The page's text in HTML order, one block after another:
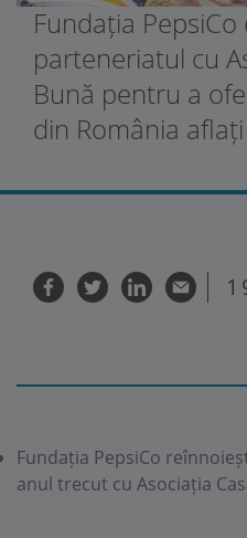
Fundația
parteneriatul cu
Bună pentru a
din România
Fundația PepsiCo
anul trecut cu Asociația